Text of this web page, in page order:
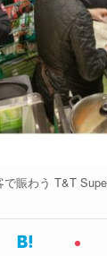
で賑わう T&T